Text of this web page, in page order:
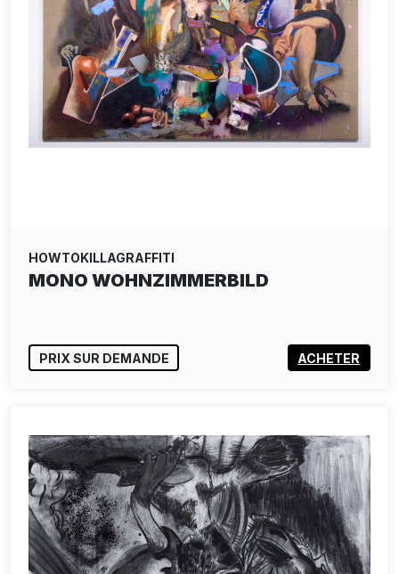
HOWTOKILLAGRAFFITI
MONO WOHNZIMMERBILD
PRIX SUR DEMANDE ACHETER